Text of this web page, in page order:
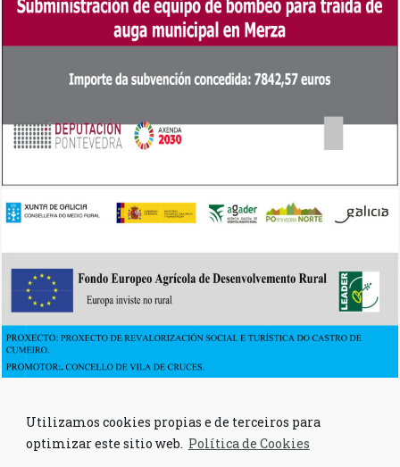
Utilizamos cookies propias e de terceiros para
optimizar este sitio web. Política de Cookies